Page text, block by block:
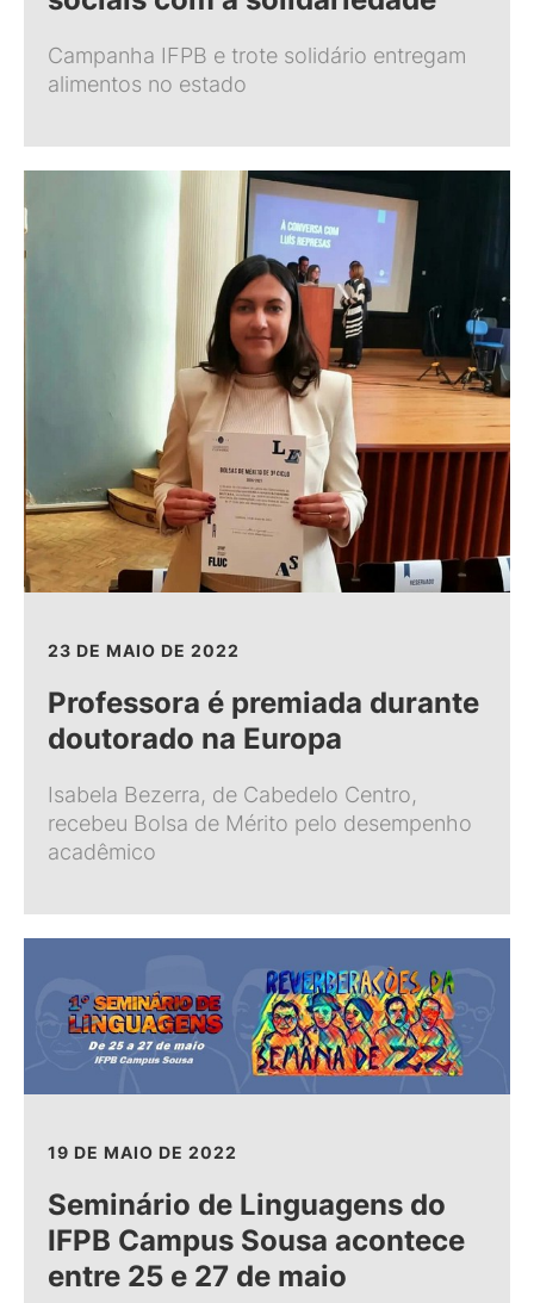
Campanha IFPB e trote solidário entregam
alimentos no estado
23 DE MAIO DE 2022
Professora é premiada durante
doutorado na Europa
Isabela Bezerra, de Cabedelo Centro,
recebeu Bolsa de Mérito pelo desempenho
acadêmico
19 DE MAIO DE 2022
Seminário de Linguagens do
IFPB Campus Sousa acontece
entre 25 e 27 de maio